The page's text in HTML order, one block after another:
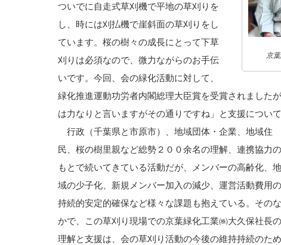
京
ついでに自走式草刈機で平地の草刈りを
し、時には刈払機で崖斜面の草刈りをし
ています。桜の樹々の成長にとって下草
刈りは必須なので、微力ながらのお手伝
いです。今回、会の緑化活動に対して、
緑化推進運動功労者内閣総理大臣賞を受賞されました
は力なりと言いますがその通りですね」と支援について
行政（千葉県と市原市）、地域団体・企業、地域住
民、桜の樹里親など総勢２００余名の理解、連携協力の
もとで続いてきている活動だが、メンバーの高齢化、地
域の少子化、新規メンバー加入の減少、運営活動費用の
持続的安定的確保など様々な課題も抱えている。そのな
かで、この草刈り現場での京葉緑化工業㈱大久保社長の
理解と支援は、会の草刈り活動の今後の維持持続のため